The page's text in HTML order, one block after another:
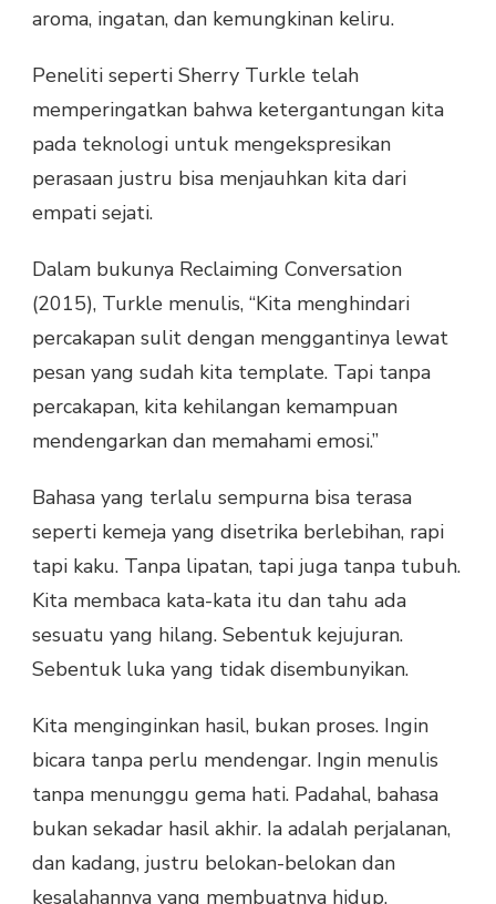
aroma, ingatan, dan kemungkinan keliru.
Peneliti seperti Sherry Turkle telah
memperingatkan bahwa ketergantungan kita
pada teknologi untuk mengekspresikan
perasaan justru bisa menjauhkan kita dari
empati sejati.
Dalam bukunya Reclaiming Conversation
(2015), Turkle menulis, “Kita menghindari
percakapan sulit dengan menggantinya lewat
pesan yang sudah kita template. Tapi tanpa
percakapan, kita kehilangan kemampuan
mendengarkan dan memahami emosi.”
Bahasa yang terlalu sempurna bisa terasa
seperti kemeja yang disetrika berlebihan, rapi
tapi kaku. Tanpa lipatan, tapi juga tanpa tubuh.
Kita membaca kata-kata itu dan tahu ada
sesuatu yang hilang. Sebentuk kejujuran.
Sebentuk luka yang tidak disembunyikan.
Kita menginginkan hasil, bukan proses. Ingin
bicara tanpa perlu mendengar. Ingin menulis
tanpa menunggu gema hati. Padahal, bahasa
bukan sekadar hasil akhir. Ia adalah perjalanan,
dan kadang, justru belokan-belokan dan
kesalahannya yang membuatnya hidup.